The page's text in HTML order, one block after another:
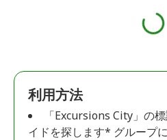
利用方法
「Excursions City」の
イドを探します* グループ